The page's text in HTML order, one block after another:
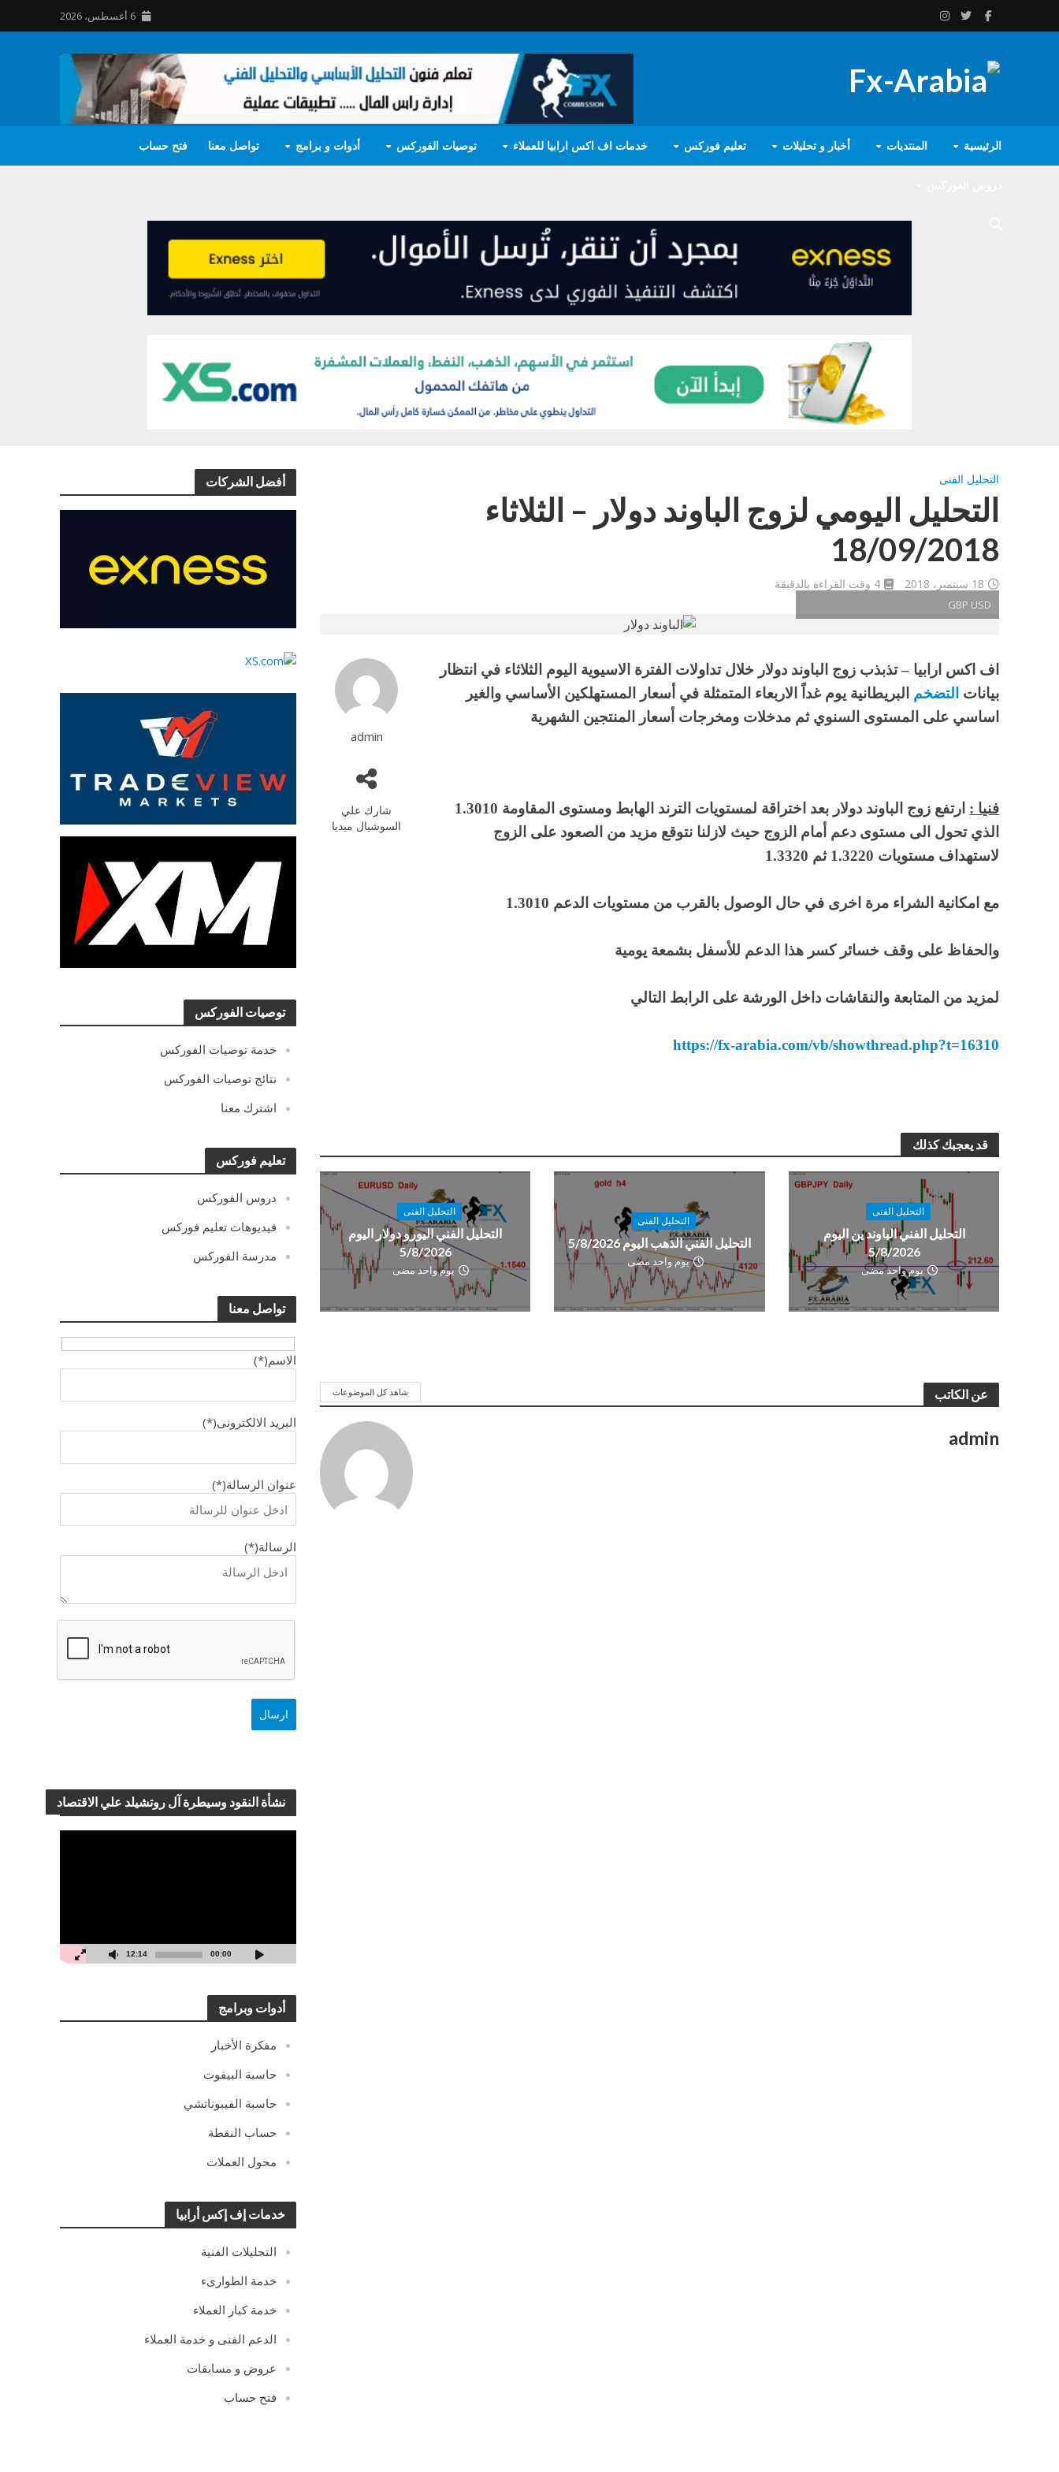
6 أغسطس، 2026
الرئيسية المنتديات أخبار و تحليلات تعليم فوركس خدمات اف اكس ارابيا للعملاء توصيات الفوركس أدوات و برامج تواصل معنا فتح حساب
أفضل الشركات
توصيات الفوركس
خدمة توصيات الفوركس
نتائج توصيات الفوركس
اشترك معنا
تعليم فوركس
دروس الفوركس
فيديوهات تعليم فوركس
مدرسة الفوركس
تواصل معنا
الاسم(*)
البريد الالكترونى(*)
عنوان الرسالة(*)
الرسالة(*)
نشأة النقود وسيطرة آل روتشيلد علي الاقتصاد
00:00
12:14
أدوات وبرامج
مفكرة الأخبار
حاسبة البيفوت
حاسبة الفيبوناتشي
حساب النقطة
محول العملات
خدمات إف إكس أرابيا
التحليلات الفنية
خدمة الطوارىء
خدمة كبار العملاء
الدعم الفنى و خدمة العملاء
عروض و مسابقات
فتح حساب
التحليل الفنى
التحليل اليومي لزوج الباوند دولار – الثلاثاء
18/09/2018
18 سبتمبر، 2018 4 وقت القراءة بالدقيقة
GBP USD
admin
شارك علي
السوشيال ميديا
اف اكس ارابيا – تذبذب زوج الباوند دولار خلال تداولات الفترة الاسيوية اليوم الثلاثاء في انتظار
بيانات التضخم البريطانية يوم غداً الاربعاء المتمثلة في أسعار المستهلكين الأساسي والغير
اساسي على المستوى السنوي ثم مدخلات ومخرجات أسعار المنتجين الشهرية
فنيا :
ارتفع زوج الباوند دولار بعد اختراقة لمستويات الترند الهابط ومستوى المقاومة 1.3010
الذي تحول الى مستوى دعم أمام الزوج حيث لازلنا نتوقع مزيد من الصعود على الزوج
لاستهداف مستويات 1.3220 ثم 1.3320
مع امكانية الشراء مرة اخرى في حال الوصول بالقرب من مستويات الدعم 1.3010
والحفاظ على وقف خسائر كسر هذا الدعم للأسفل بشمعة يومية
لمزيد من المتابعة والنقاشات داخل الورشة على الرابط التالي
https://fx-arabia.com/vb/showthread.php?t=16310
قد يعجبك كذلك
التحليل الفنى
التحليل الفني الباوند ين اليوم
5/8/2026
يوم واحد مضى
التحليل الفنى
التحليل الفني الذهب اليوم 5/8/2026
يوم واحد مضى
التحليل الفنى
التحليل الفني اليورو دولار اليوم
5/8/2026
يوم واحد مضى
عن الكاتب شاهد كل الموضوعات
admin